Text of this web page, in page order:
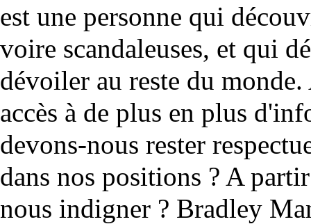
est une personne qui
voire scandaleuses, et qui
dévoiler au reste du
accès à de plus en plus
devons-nous rester
dans nos positions ? A
nous indigner ? Bradley